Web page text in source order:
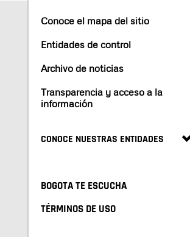
Conoce el mapa del sitio
Entidades de control
Archivo de noticias
Transparencia y acceso a la
información
CONOCE NUESTRAS ENTIDADES
BOGOTA TE ESCUCHA
TÉRMINOS DE USO